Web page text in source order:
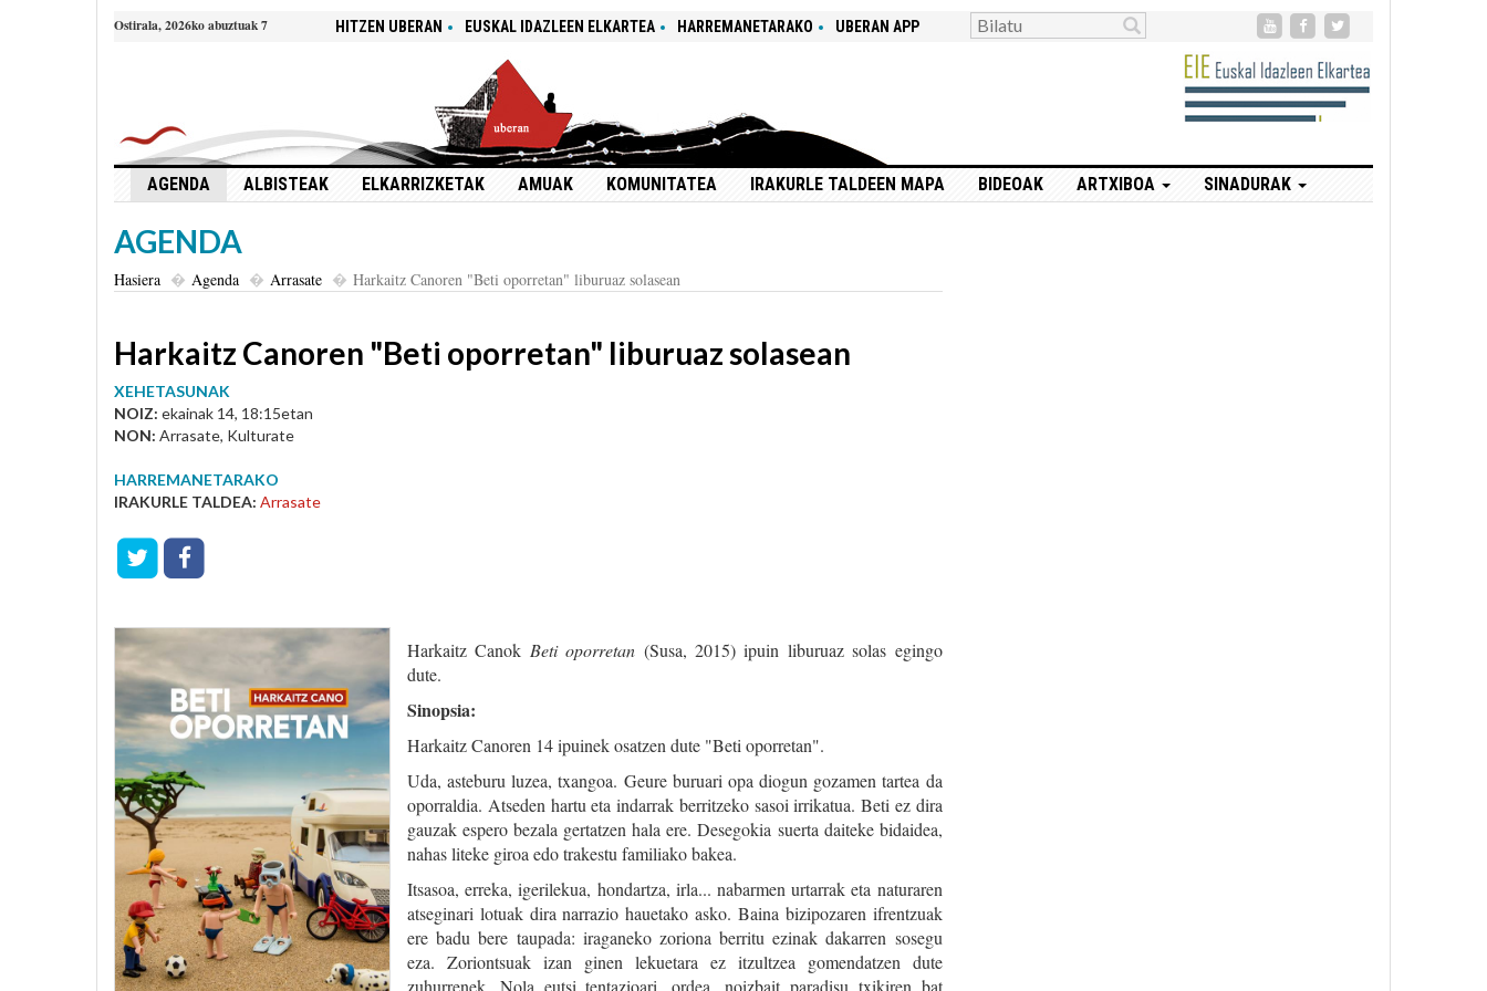
Ostirala, 2026ko abuztuak 7 HITZEN UBERAN EUSKAL IDAZLEEN ELKARTEA HARREMANETARAKO UBERAN APP
AGENDA ALBISTEAK ELKARRIZKETAK AMUAK KOMUNITATEA IRAKURLE TALDEEN MAPA BIDEOAK ARTXIBOA SINADURAK
AGENDA
Hasiera Agenda Arrasate Harkaitz Canoren "Beti oporretan" liburuaz solasean
Harkaitz Canoren "Beti oporretan" liburuaz solasean
XEHETASUNAK
NOIZ: ekainak 14, 18:15etan
NON: Arrasate, Kulturate
HARREMANETARAKO
IRAKURLE TALDEA: Arrasate
Harkaitz Canok Beti oporretan (Susa, 2015) ipuin liburuaz solas egingo
dute.
Sinopsia:
Harkaitz Canoren 14 ipuinek osatzen dute "Beti oporretan".
Uda, asteburu luzea, txangoa. Geure buruari opa diogun gozamen tartea da
oporraldia. Atseden hartu eta indarrak berritzeko sasoi irrikatua. Beti ez dira
gauzak espero bezala gertatzen hala ere. Desegokia suerta daiteke bidaidea,
nahas liteke giroa edo trakestu familiako bakea.
Itsasoa, erreka, igerilekua, hondartza, irla... nabarmen urtarrak eta naturaren
atseginari lotuak dira narrazio hauetako asko. Baina bizipozaren ifrentzuak
ere badu bere taupada: iraganeko zoriona berritu ezinak dakarren sosegu
eza. Zoriontsuak izan ginen lekuetara ez itzultzea gomendatzen dute
zuhurrenek. Nola eutsi tentazioari, ordea, noizbait paradisu txikiren bat